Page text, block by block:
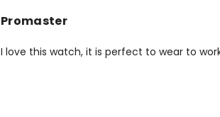
Promaster
I love this watch, it is perfect to wear to